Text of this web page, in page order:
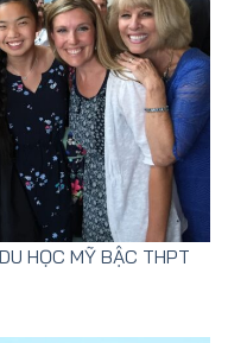
HỌC MỸ BẬC THPT